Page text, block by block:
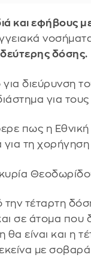
και εφήβους
δόσης.
για διεύρυνση
για
πως η
για τη
τέταρτη
σε άτομα που
θα είναι και η
με